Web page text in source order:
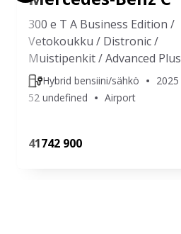
300 e T A Business Edition /
Vetokoukku / Distronic /
Muistipenkit / Advanced Plus
Hybrid bensiini/sähkö
2025
52 undefined
Airport
41742 900